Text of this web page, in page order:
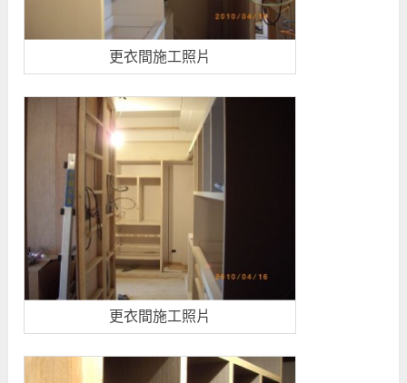
更衣間施工照片
更衣間施工照片